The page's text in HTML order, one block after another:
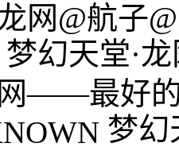
网@航子
梦幻天堂·
网——最好
梦幻